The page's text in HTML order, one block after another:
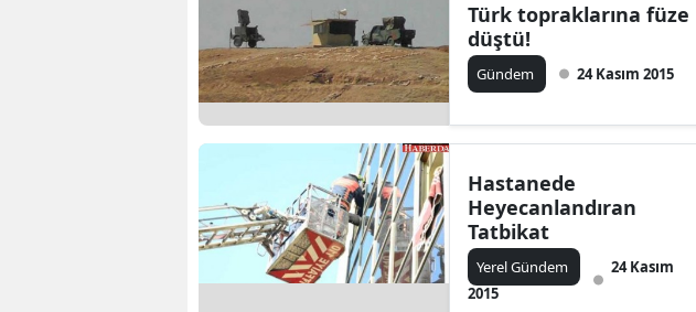
Türk topraklarına füze
düştü!
Gündem 24 Kasım 2015
Hastanede
Heyecanlandıran
Tatbikat
Yerel Gündem
24 Kasım
2015